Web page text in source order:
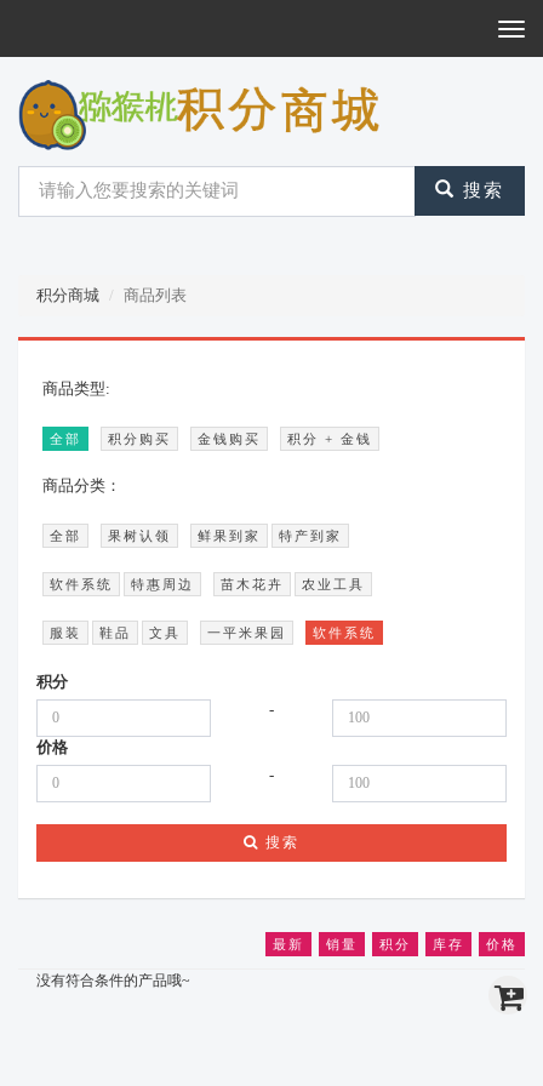
搜索
积分商城 商品列表
商品类型:
全部 积分购买 金钱购买 积分 + 金钱
商品分类：
全部 果树认领 鲜果到家 特产到家
软件系统 特惠周边 苗木花卉 农业工具
服装 鞋品 文具 一平米果园 软件系统
积分
-
价格
-
搜索
最新 销量 积分 库存 价格
没有符合条件的产品哦~